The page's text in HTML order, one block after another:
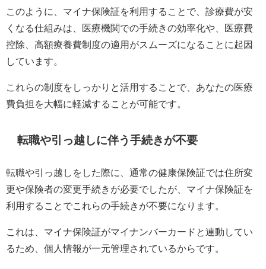
このように、マイナ保険証を利用することで、診療費が安
くなる仕組みは、医療機関での手続きの効率化や、医療費
控除、高額療養費制度の適用がスムーズになることに起因
しています。
これらの制度をしっかりと活用することで、あなたの医療
費負担を大幅に軽減することが可能です。
転職や引っ越しに伴う手続きが不要
転職や引っ越しをした際に、通常の健康保険証では住所変
更や保険者の変更手続きが必要でしたが、マイナ保険証を
利用することでこれらの手続きが不要になります。
これは、マイナ保険証がマイナンバーカードと連動してい
るため、個人情報が一元管理されているからです。